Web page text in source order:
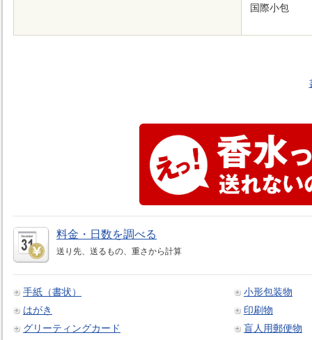
国際小包
料金・日数を調べる
送り先、送るもの、重さから計算
手紙（書状）
はがき
グリーティングカード
小形包装物
印刷物
盲人用郵便物